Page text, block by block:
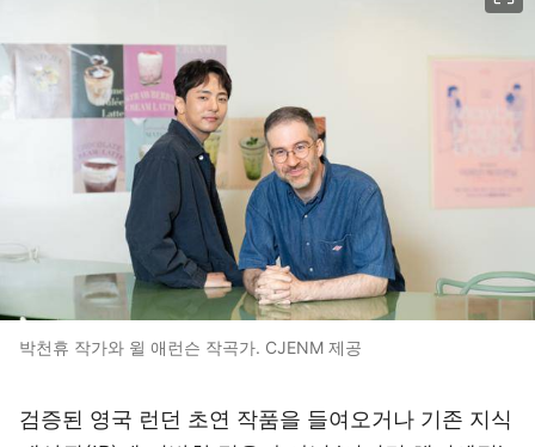
박천휴 작가와 윌 애런슨 작곡가. CJENM 제공
검증된 영국 런던 초연 작품을 들여오거나 기존 지식